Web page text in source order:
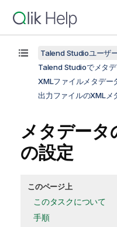
Talend Studioユーザ
Talend Studioでメタ
XMLファイルメタデー
出力ファイルのXMLメ
メタデータ
の設定
このページ上
このタスクについて
手順